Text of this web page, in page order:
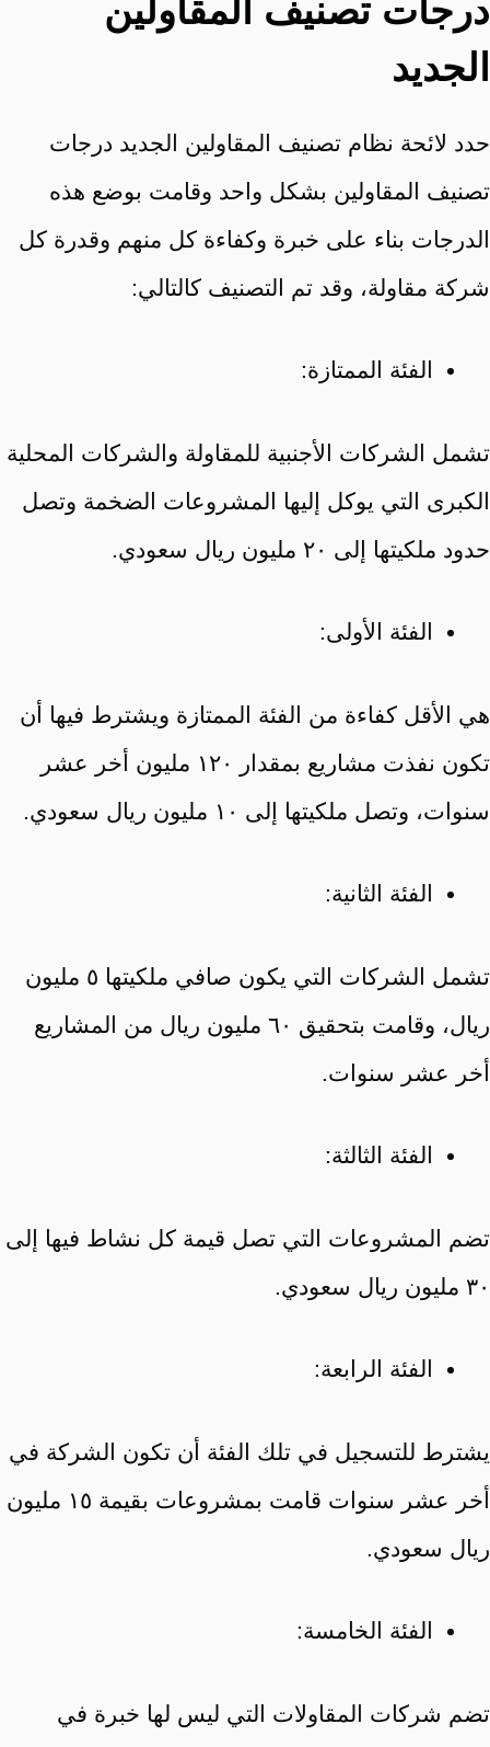
درجات تصنيف المقاولين
الجديد
حدد لائحة نظام تصنيف المقاولين الجديد درجات
تصنيف المقاولين بشكل واحد وقامت بوضع هذه
الدرجات بناء على خبرة وكفاءة كل منهم وقدرة كل
شركة مقاولة، وقد تم التصنيف كالتالي:
الفئة الممتازة:
تشمل الشركات الأجنبية للمقاولة والشركات المحلية
الكبرى التي يوكل إليها المشروعات الضخمة وتصل
حدود ملكيتها إلى ٢٠ مليون ريال سعودي.
الفئة الأولى:
هي الأقل كفاءة من الفئة الممتازة ويشترط فيها أن
تكون نفذت مشاريع بمقدار ١٢٠ مليون أخر عشر
سنوات، وتصل ملكيتها إلى ١٠ مليون ريال سعودي.
الفئة الثانية:
تشمل الشركات التي يكون صافي ملكيتها ٥ مليون
ريال، وقامت بتحقيق ٦٠ مليون ريال من المشاريع
أخر عشر سنوات.
الفئة الثالثة:
تضم المشروعات التي تصل قيمة كل نشاط فيها إلى
٣٠ مليون ريال سعودي.
الفئة الرابعة:
يشترط للتسجيل في تلك الفئة أن تكون الشركة في
أخر عشر سنوات قامت بمشروعات بقيمة ١٥ مليون
ريال سعودي.
الفئة الخامسة:
تضم شركات المقاولات التي ليس لها خبرة في